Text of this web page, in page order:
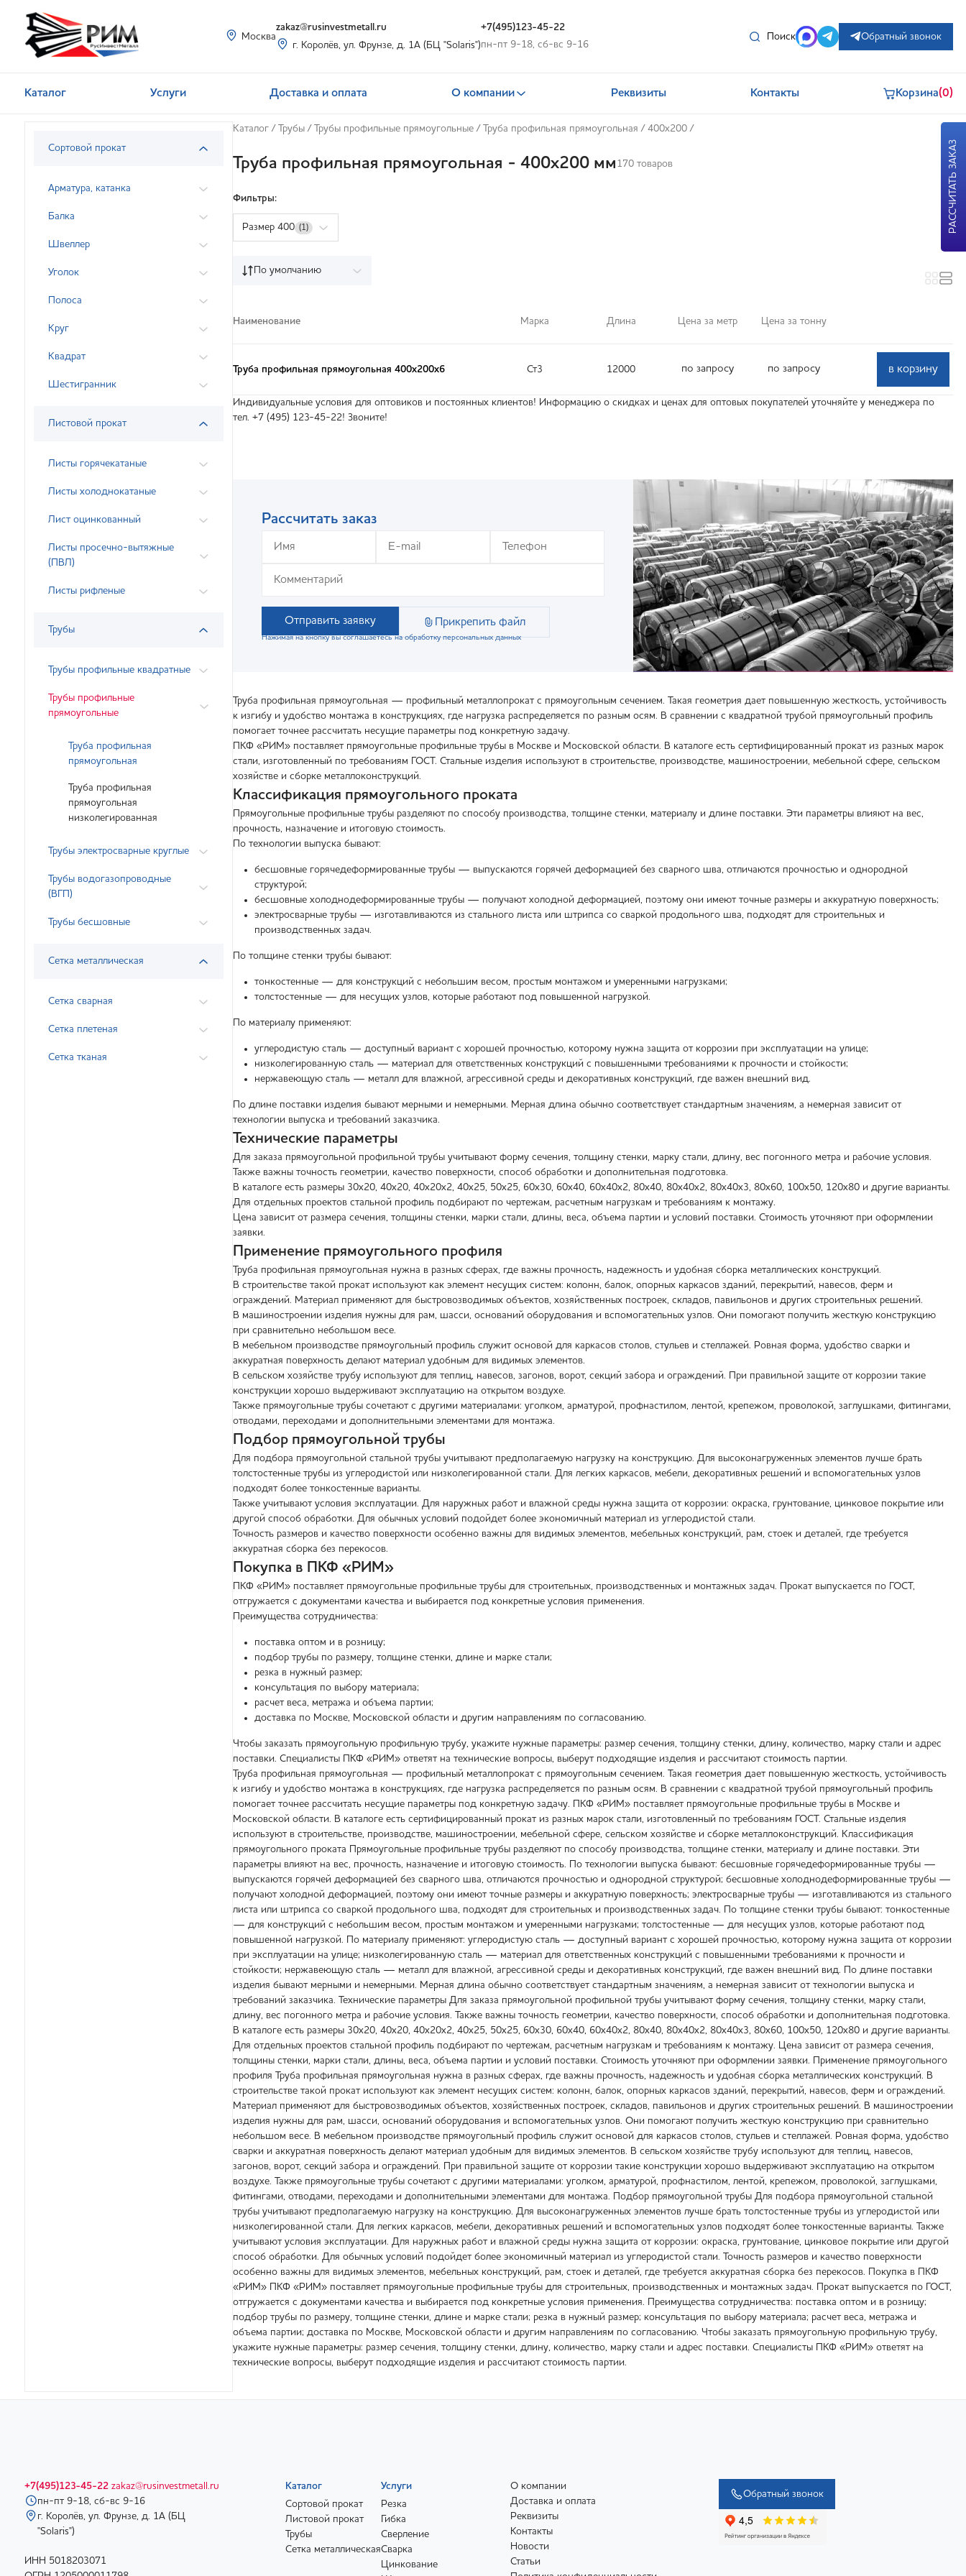
Москва
zakaz@rusinvestmetall.ru
г. Королёв, ул. Фрунзе, д. 1А (БЦ "Solaris")
+7(495)123-45-22
пн-пт 9-18, сб-вс 9-16
Поиск Обратный звонок
Каталог Услуги Доставка и оплата О компании Реквизиты Контакты Корзина(0)
Сортовой прокат
Арматура, катанка
Балка
Швеллер
Уголок
Полоса
Круг
Квадрат
Шестигранник
Листовой прокат
Листы горячекатаные
Листы холоднокатаные
Лист оцинкованный
Листы просечно-вытяжные
(ПВЛ)
Листы рифленые
Трубы
Трубы профильные квадратные
Трубы профильные
прямоугольные
Труба профильная
прямоугольная
Труба профильная
прямоугольная
низколегированная
Трубы электросварные круглые
Трубы водогазопроводные
(ВГП)
Трубы бесшовные
Сетка металлическая
Сетка сварная
Сетка плетеная
Сетка тканая
Каталог / Трубы / Трубы профильные прямоугольные / Труба профильная прямоугольная / 400x200 /
Труба профильная прямоугольная - 400x200 мм 170 товаров
Фильтры:
Размер 400 (1)
По умолчанию
Наименование Марка Длина Цена за метр Цена за тонну
Труба профильная прямоугольная 400х200х6 Ст3 12000 по запросу по запросу в корзину
Индивидуальные условия для оптовиков и постоянных клиентов! Информацию о скидках и ценах для оптовых покупателей уточняйте у менеджера по
тел. +7 (495) 123-45-22! Звоните!
Рассчитать заказ
Отправить заявку Прикрепить файл
Нажимая на кнопку вы соглашаетесь на обработку персональных данных
Труба профильная прямоугольная — профильный металлопрокат с прямоугольным сечением. Такая геометрия дает повышенную жесткость, устойчивость
к изгибу и удобство монтажа в конструкциях, где нагрузка распределяется по разным осям. В сравнении с квадратной трубой прямоугольный профиль
помогает точнее рассчитать несущие параметры под конкретную задачу.
ПКФ «РИМ» поставляет прямоугольные профильные трубы в Москве и Московской области. В каталоге есть сертифицированный прокат из разных марок
стали, изготовленный по требованиям ГОСТ. Стальные изделия используют в строительстве, производстве, машиностроении, мебельной сфере, сельском
хозяйстве и сборке металлоконструкций.
Классификация прямоугольного проката
Прямоугольные профильные трубы разделяют по способу производства, толщине стенки, материалу и длине поставки. Эти параметры влияют на вес,
прочность, назначение и итоговую стоимость.
По технологии выпуска бывают:
бесшовные горячедеформированные трубы — выпускаются горячей деформацией без сварного шва, отличаются прочностью и однородной
структурой;
бесшовные холоднодеформированные трубы — получают холодной деформацией, поэтому они имеют точные размеры и аккуратную поверхность;
электросварные трубы — изготавливаются из стального листа или штрипса со сваркой продольного шва, подходят для строительных и
производственных задач.
По толщине стенки трубы бывают:
тонкостенные — для конструкций с небольшим весом, простым монтажом и умеренными нагрузками;
толстостенные — для несущих узлов, которые работают под повышенной нагрузкой.
По материалу применяют:
углеродистую сталь — доступный вариант с хорошей прочностью, которому нужна защита от коррозии при эксплуатации на улице;
низколегированную сталь — материал для ответственных конструкций с повышенными требованиями к прочности и стойкости;
нержавеющую сталь — металл для влажной, агрессивной среды и декоративных конструкций, где важен внешний вид.
По длине поставки изделия бывают мерными и немерными. Мерная длина обычно соответствует стандартным значениям, а немерная зависит от
технологии выпуска и требований заказчика.
Технические параметры
Для заказа прямоугольной профильной трубы учитывают форму сечения, толщину стенки, марку стали, длину, вес погонного метра и рабочие условия.
Также важны точность геометрии, качество поверхности, способ обработки и дополнительная подготовка.
В каталоге есть размеры 30х20, 40х20, 40х20х2, 40х25, 50х25, 60х30, 60х40, 60х40х2, 80х40, 80х40х2, 80х40х3, 80х60, 100х50, 120х80 и другие варианты.
Для отдельных проектов стальной профиль подбирают по чертежам, расчетным нагрузкам и требованиям к монтажу.
Цена зависит от размера сечения, толщины стенки, марки стали, длины, веса, объема партии и условий поставки. Стоимость уточняют при оформлении
заявки.
Применение прямоугольного профиля
Труба профильная прямоугольная нужна в разных сферах, где важны прочность, надежность и удобная сборка металлических конструкций.
В строительстве такой прокат используют как элемент несущих систем: колонн, балок, опорных каркасов зданий, перекрытий, навесов, ферм и
ограждений. Материал применяют для быстровозводимых объектов, хозяйственных построек, складов, павильонов и других строительных решений.
В машиностроении изделия нужны для рам, шасси, оснований оборудования и вспомогательных узлов. Они помогают получить жесткую конструкцию
при сравнительно небольшом весе.
В мебельном производстве прямоугольный профиль служит основой для каркасов столов, стульев и стеллажей. Ровная форма, удобство сварки и
аккуратная поверхность делают материал удобным для видимых элементов.
В сельском хозяйстве трубу используют для теплиц, навесов, загонов, ворот, секций забора и ограждений. При правильной защите от коррозии такие
конструкции хорошо выдерживают эксплуатацию на открытом воздухе.
Также прямоугольные трубы сочетают с другими материалами: уголком, арматурой, профнастилом, лентой, крепежом, проволокой, заглушками, фитингами,
отводами, переходами и дополнительными элементами для монтажа.
Подбор прямоугольной трубы
Для подбора прямоугольной стальной трубы учитывают предполагаемую нагрузку на конструкцию. Для высоконагруженных элементов лучше брать
толстостенные трубы из углеродистой или низколегированной стали. Для легких каркасов, мебели, декоративных решений и вспомогательных узлов
подходят более тонкостенные варианты.
Также учитывают условия эксплуатации. Для наружных работ и влажной среды нужна защита от коррозии: окраска, грунтование, цинковое покрытие или
другой способ обработки. Для обычных условий подойдет более экономичный материал из углеродистой стали.
Точность размеров и качество поверхности особенно важны для видимых элементов, мебельных конструкций, рам, стоек и деталей, где требуется
аккуратная сборка без перекосов.
Покупка в ПКФ «РИМ»
ПКФ «РИМ» поставляет прямоугольные профильные трубы для строительных, производственных и монтажных задач. Прокат выпускается по ГОСТ,
отгружается с документами качества и выбирается под конкретные условия применения.
Преимущества сотрудничества:
поставка оптом и в розницу;
подбор трубы по размеру, толщине стенки, длине и марке стали;
резка в нужный размер;
консультация по выбору материала;
расчет веса, метража и объема партии;
доставка по Москве, Московской области и другим направлениям по согласованию.
Чтобы заказать прямоугольную профильную трубу, укажите нужные параметры: размер сечения, толщину стенки, длину, количество, марку стали и адрес
поставки. Специалисты ПКФ «РИМ» ответят на технические вопросы, выберут подходящие изделия и рассчитают стоимость партии.
Труба профильная прямоугольная — профильный металлопрокат с прямоугольным сечением. Такая геометрия дает повышенную жесткость, устойчивость
к изгибу и удобство монтажа в конструкциях, где нагрузка распределяется по разным осям. В сравнении с квадратной трубой прямоугольный профиль
помогает точнее рассчитать несущие параметры под конкретную задачу. ПКФ «РИМ» поставляет прямоугольные профильные трубы в Москве и
Московской области. В каталоге есть сертифицированный прокат из разных марок стали, изготовленный по требованиям ГОСТ. Стальные изделия
используют в строительстве, производстве, машиностроении, мебельной сфере, сельском хозяйстве и сборке металлоконструкций. Классификация
прямоугольного проката Прямоугольные профильные трубы разделяют по способу производства, толщине стенки, материалу и длине поставки. Эти
параметры влияют на вес, прочность, назначение и итоговую стоимость. По технологии выпуска бывают: бесшовные горячедеформированные трубы —
выпускаются горячей деформацией без сварного шва, отличаются прочностью и однородной структурой; бесшовные холоднодеформированные трубы —
получают холодной деформацией, поэтому они имеют точные размеры и аккуратную поверхность; электросварные трубы — изготавливаются из стального
листа или штрипса со сваркой продольного шва, подходят для строительных и производственных задач. По толщине стенки трубы бывают: тонкостенные
— для конструкций с небольшим весом, простым монтажом и умеренными нагрузками; толстостенные — для несущих узлов, которые работают под
повышенной нагрузкой. По материалу применяют: углеродистую сталь — доступный вариант с хорошей прочностью, которому нужна защита от коррозии
при эксплуатации на улице; низколегированную сталь — материал для ответственных конструкций с повышенными требованиями к прочности и
стойкости; нержавеющую сталь — металл для влажной, агрессивной среды и декоративных конструкций, где важен внешний вид. По длине поставки
изделия бывают мерными и немерными. Мерная длина обычно соответствует стандартным значениям, а немерная зависит от технологии выпуска и
требований заказчика. Технические параметры Для заказа прямоугольной профильной трубы учитывают форму сечения, толщину стенки, марку стали,
длину, вес погонного метра и рабочие условия. Также важны точность геометрии, качество поверхности, способ обработки и дополнительная подготовка.
В каталоге есть размеры 30х20, 40х20, 40х20х2, 40х25, 50х25, 60х30, 60х40, 60х40х2, 80х40, 80х40х2, 80х40х3, 80х60, 100х50, 120х80 и другие варианты.
Для отдельных проектов стальной профиль подбирают по чертежам, расчетным нагрузкам и требованиям к монтажу. Цена зависит от размера сечения,
толщины стенки, марки стали, длины, веса, объема партии и условий поставки. Стоимость уточняют при оформлении заявки. Применение прямоугольного
профиля Труба профильная прямоугольная нужна в разных сферах, где важны прочность, надежность и удобная сборка металлических конструкций. В
строительстве такой прокат используют как элемент несущих систем: колонн, балок, опорных каркасов зданий, перекрытий, навесов, ферм и ограждений.
Материал применяют для быстровозводимых объектов, хозяйственных построек, складов, павильонов и других строительных решений. В машиностроении
изделия нужны для рам, шасси, оснований оборудования и вспомогательных узлов. Они помогают получить жесткую конструкцию при сравнительно
небольшом весе. В мебельном производстве прямоугольный профиль служит основой для каркасов столов, стульев и стеллажей. Ровная форма, удобство
сварки и аккуратная поверхность делают материал удобным для видимых элементов. В сельском хозяйстве трубу используют для теплиц, навесов,
загонов, ворот, секций забора и ограждений. При правильной защите от коррозии такие конструкции хорошо выдерживают эксплуатацию на открытом
воздухе. Также прямоугольные трубы сочетают с другими материалами: уголком, арматурой, профнастилом, лентой, крепежом, проволокой, заглушками,
фитингами, отводами, переходами и дополнительными элементами для монтажа. Подбор прямоугольной трубы Для подбора прямоугольной стальной
трубы учитывают предполагаемую нагрузку на конструкцию. Для высоконагруженных элементов лучше брать толстостенные трубы из углеродистой или
низколегированной стали. Для легких каркасов, мебели, декоративных решений и вспомогательных узлов подходят более тонкостенные варианты. Также
учитывают условия эксплуатации. Для наружных работ и влажной среды нужна защита от коррозии: окраска, грунтование, цинковое покрытие или другой
способ обработки. Для обычных условий подойдет более экономичный материал из углеродистой стали. Точность размеров и качество поверхности
особенно важны для видимых элементов, мебельных конструкций, рам, стоек и деталей, где требуется аккуратная сборка без перекосов. Покупка в ПКФ
«РИМ» ПКФ «РИМ» поставляет прямоугольные профильные трубы для строительных, производственных и монтажных задач. Прокат выпускается по ГОСТ,
отгружается с документами качества и выбирается под конкретные условия применения. Преимущества сотрудничества: поставка оптом и в розницу;
подбор трубы по размеру, толщине стенки, длине и марке стали; резка в нужный размер; консультация по выбору материала; расчет веса, метража и
объема партии; доставка по Москве, Московской области и другим направлениям по согласованию. Чтобы заказать прямоугольную профильную трубу,
укажите нужные параметры: размер сечения, толщину стенки, длину, количество, марку стали и адрес поставки. Специалисты ПКФ «РИМ» ответят на
технические вопросы, выберут подходящие изделия и рассчитают стоимость партии.
+7(495)123-45-22 zakaz@rusinvestmetall.ru
пн-пт 9-18, сб-вс 9-16
г. Королёв, ул. Фрунзе, д. 1А (БЦ
"Solaris")
ИНН 5018203071
Каталог
Сортовой прокат
Листовой прокат
Трубы
Сетка металлическая
Услуги
Резка
Гибка
Сверление
Сварка
Цинкование
О компании
Доставка и оплата
Реквизиты
Контакты
Новости
Статьи
Обратный звонок
РАССЧИТАТЬ ЗАКАЗ